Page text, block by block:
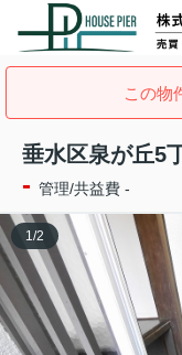
この物
垂水区泉が丘5
- 管理/共益費 -
1/2